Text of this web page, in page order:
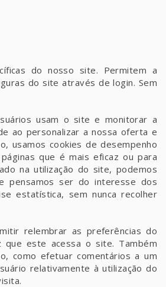
do nosso site. Permitem a
do site através de login. Sem
usam o site e monitorar a
ao personalizar a nossa oferta e
usamos cookies de desempenho
que é mais eficaz ou para
na utilização do site, podemos
pensamos ser do interesse dos
estatística, sem nunca recolher
relembrar as preferências do
este acessa o site. Também
como efetuar comentários a um
relativamente à utilização do